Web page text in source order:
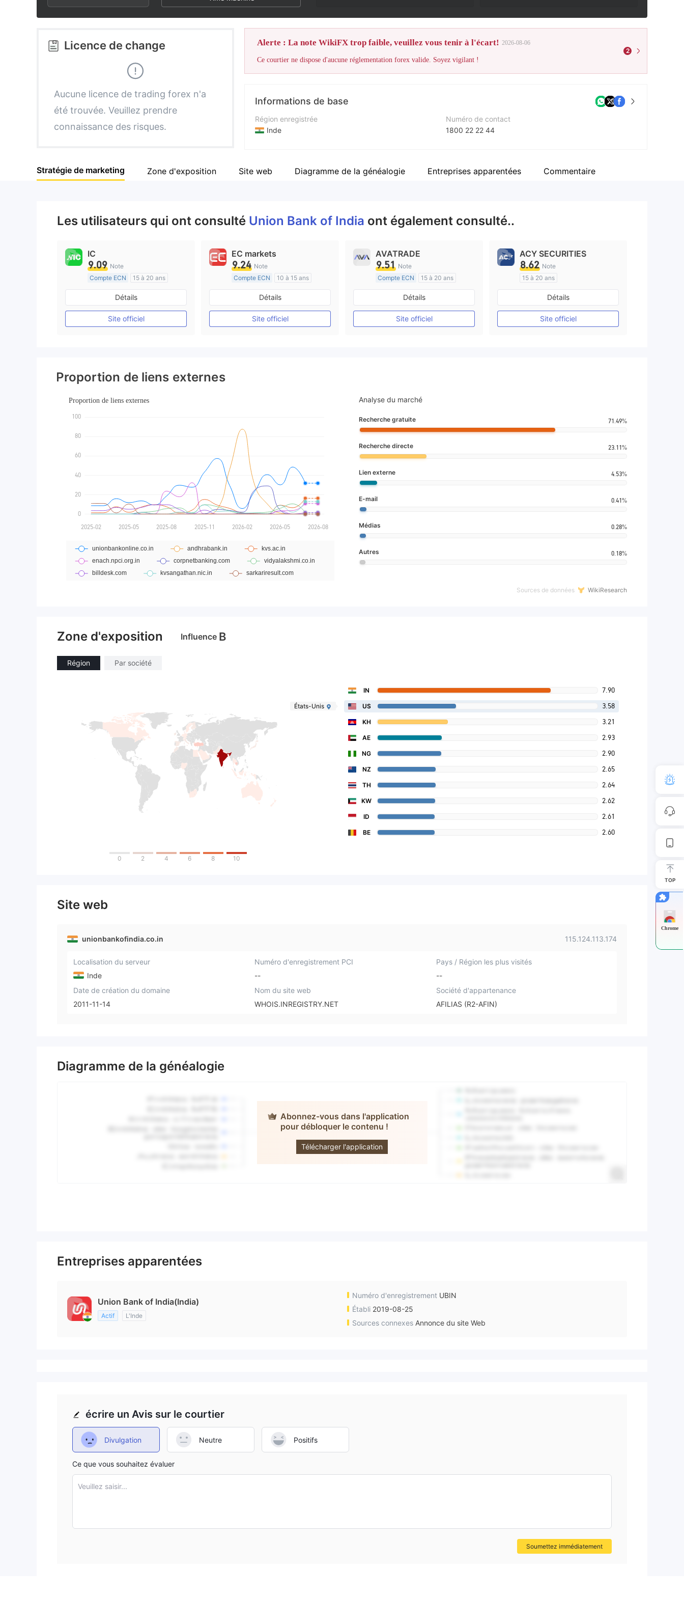
3
4
6
7
8
9
1
2
4
5
7
8
9
9
Licence de change
Aucune licence de trading forex n'a
été trouvée. Veuillez prendre
connaissance des risques.
Alerte : La note WikiFX trop faible, veuillez vous tenir à l'écart! 2026-08-06
Ce courtier ne dispose d'aucune réglementation forex valide. Soyez vigilant !
2
Informations de base
Région enregistrée
Inde
Société
Numéro de contact
1800 22 22 44
Facebook
Stratégie de marketing Zone d'exposition Site web Diagramme de la généalogie Entreprises apparentées Commentaire
Les utilisateurs qui ont consulté Union Bank of India ont également consulté..
IC
9.09 Note
Compte ECN
15 à 20 ans
Réglementation de Australie
Market Making (MM)
Etiquette principale MT4
Détails
Site officiel
EC markets
9.24 Note
Compte ECN
10 à 15 ans
Réglementation de Australie
Market Making (MM)
Etiquette principale MT4
Détails
Site officiel
AVATRADE
9.51 Note
Compte ECN
15 à 20 ans
Réglementation de Australie
Market Making (MM)
Etiquette principale MT4
Détails
Site officiel
ACY SECURITIES
8.62 Note
15 à 20 ans
Réglementation de Australie
Market Making (MM)
Etiquette principale MT4
Détails
Site officiel
Proportion de liens externes
Analyse du marché
Recherche gratuite 71.49%
Recherche directe 23.11%
Lien externe 4.53%
E-mail 0.41%
Médias 0.28%
Autres 0.18%
Sources de données WikiResearch
Zone d'exposition Influence B
Région Par société
0 2 4 6 8 10
IN 7.90
États-Unis US 3.58
KH 3.21
AE 2.93
NG 2.90
NZ 2.65
TH 2.64
KW 2.62
ID 2.61
BE 2.60
Site web
unionbankofindia.co.in 115.124.113.174
Localisation du serveur
Inde
Numéro d'enregistrement PCI
--
Pays / Région les plus visités
--
Date de création du domaine
2011-11-14
Nom du site web
WHOIS.INREGISTRY.NET
Société d'appartenance
AFILIAS (R2-AFIN)
Diagramme de la généalogie
Abonnez-vous dans l'application
pour débloquer le contenu !
Télécharger l'application
Union Bank of
India
Entreprises apparentées
Union Bank of India(India)
Actif L'Inde
Numéro d'enregistrement UBIN
Établi 2019-08-25
Sources connexes Annonce du site Web
écrire un Avis sur le courtier
Divulgation Neutre Positifs
Ce que vous souhaitez évaluer
Veuillez saisir...
Soumettez immédiatement
TOP
Chrome